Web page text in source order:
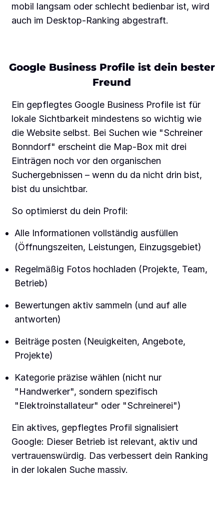
mobil langsam oder schlecht bedienbar ist, wird
auch im Desktop-Ranking abgestraft.
Google Business Profile ist dein bester
Freund
Ein gepflegtes Google Business Profile ist für
lokale Sichtbarkeit mindestens so wichtig wie
die Website selbst. Bei Suchen wie "Schreiner
Bonndorf" erscheint die Map-Box mit drei
Einträgen noch vor den organischen
Suchergebnissen – wenn du da nicht drin bist,
bist du unsichtbar.
So optimierst du dein Profil:
Alle Informationen vollständig ausfüllen
(Öffnungszeiten, Leistungen, Einzugsgebiet)
Regelmäßig Fotos hochladen (Projekte, Team,
Betrieb)
Bewertungen aktiv sammeln (und auf alle
antworten)
Beiträge posten (Neuigkeiten, Angebote,
Projekte)
Kategorie präzise wählen (nicht nur
"Handwerker", sondern spezifisch
"Elektroinstallateur" oder "Schreinerei")
Ein aktives, gepflegtes Profil signalisiert
Google: Dieser Betrieb ist relevant, aktiv und
vertrauenswürdig. Das verbessert dein Ranking
in der lokalen Suche massiv.